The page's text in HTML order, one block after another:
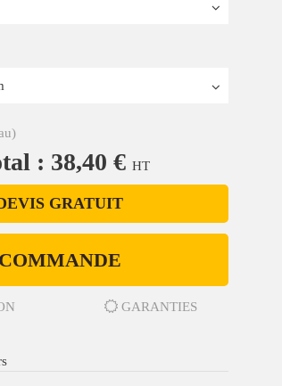
: 38,40 € HT
GRATUIT
COMMANDE
GARANTIES